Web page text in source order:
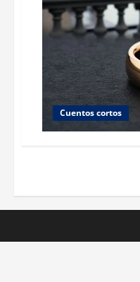
Cuentos cortos